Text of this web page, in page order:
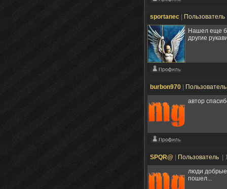
sportanec Пользователь
Нашел еще
другие
burbon970
автор
SPQR@ Пользователь
|
люди
пошел...